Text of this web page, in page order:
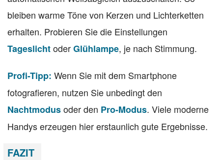
bleiben warme Töne von Kerzen und Lichterketten
erhalten. Probieren Sie die Einstellungen
TageslichtoderGlühlampe, je nach Stimmung.
Profi-Tipp: Wenn Sie mit dem Smartphone
fotografieren, nutzen Sie unbedingt den
Nachtmodusoder den Pro-Modus. Viele moderne
Handys erzeugen hier erstaunlich gute Ergebnisse.
FAZIT